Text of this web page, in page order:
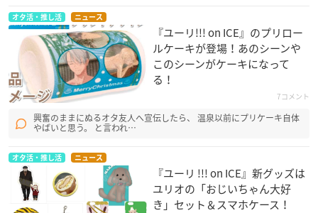
オタ活・推し活 ニュース
『ユーリ!!! on ICE』のプリロー
ルケーキが登場！あのシーンや
このシーンがケーキになって
る！
7コメント
興奮のままにぬるオタ友人へ宣伝したら、 温泉以前にプリケーキ自体
やばいと思う。 と言われ…
オタ活・推し活 ニュース
『ユーリ !!! on ICE』新グッズは
ユリオの「おじいちゃん大好
き」セット＆スマホケース！